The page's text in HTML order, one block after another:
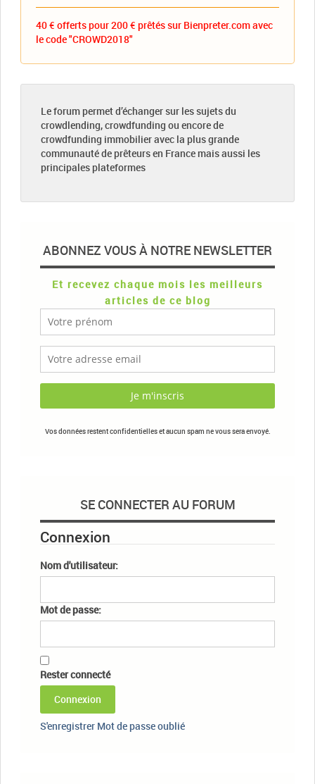
40 € offerts pour 200 € prêtés sur Bienpreter.com avec
le code "CROWD2018"
Le forum permet d’échanger sur les sujets du
crowdlending, crowdfunding ou encore de
crowdfunding immobilier avec la plus grande
communauté de prêteurs en France mais aussi les
principales plateformes
ABONNEZ VOUS À NOTRE NEWSLETTER
Et recevez chaque mois les meilleurs
articles de ce blog
Vos données restent confidentielles et aucun spam ne vous sera envoyé.
SE CONNECTER AU FORUM
Connexion
Nom d'utilisateur:
Mot de passe:
Rester connecté
Connexion
S'enregistrer Mot de passe oublié